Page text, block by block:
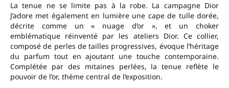
La tenue ne se limite pas à la robe. La campagne Dior
J’adore met également en lumière une cape de tulle dorée,
décrite comme un « nuage d’or », et un choker
emblématique réinventé par les ateliers Dior. Ce collier,
composé de perles de tailles progressives, évoque l’héritage
du parfum tout en ajoutant une touche contemporaine.
Complétée par des mitaines perlées, la tenue reflète le
pouvoir de l’or, thème central de l’exposition.